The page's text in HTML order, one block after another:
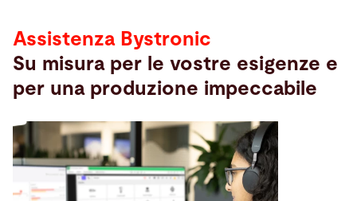
Assistenza Bystronic
Su misura per le vostre esigenze e
per una produzione impeccabile